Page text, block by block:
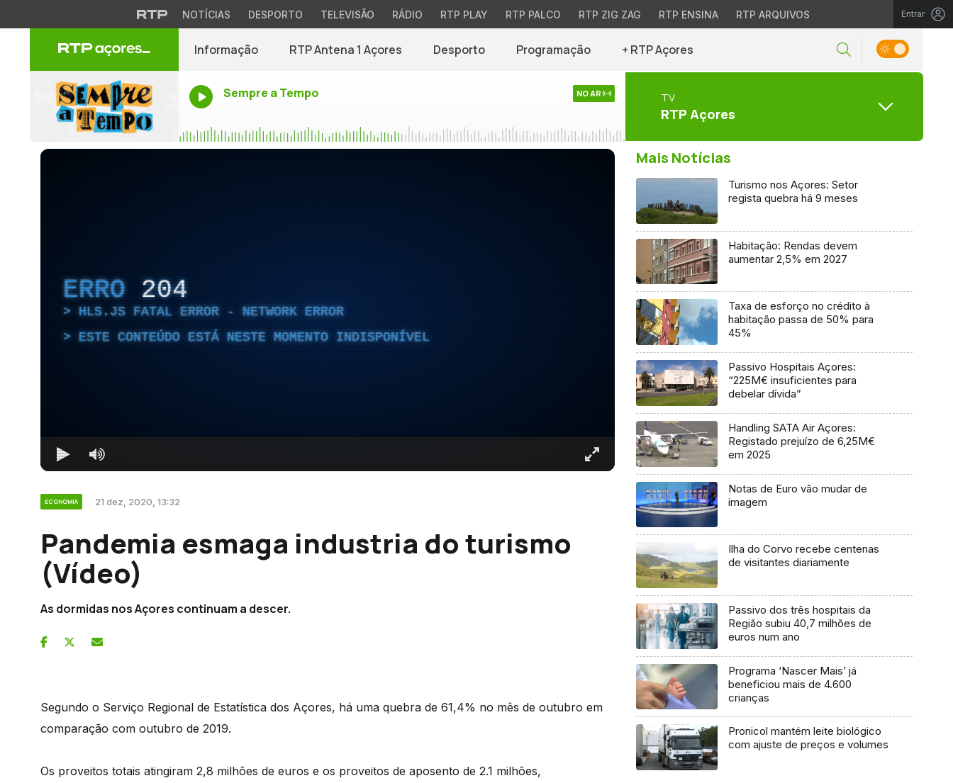
NOTÍCIAS DESPORTO TELEVISÃO RÁDIO RTP PLAY RTP PALCO RTP ZIG ZAG RTP ENSINA RTP ARQUIVOS Entrar
Informação RTP Antena 1 Açores Desporto Programação + RTP Açores
Sempre a Tempo NO AR TV
RTP Açores
ERRO 204
HLS.JS FATAL ERROR - NETWORK ERROR
ESTE CONTEÚDO ESTÁ NESTE MOMENTO INDISPONÍVEL
ECONOMIA 21 dez, 2020, 13:32
Pandemia esmaga industria do turismo
(Vídeo)
As dormidas nos Açores continuam a descer.
Segundo o Serviço Regional de Estatística dos Açores, há uma quebra de 61,4% no mês de outubro em
comparação com outubro de 2019.
Os proveitos totais atingiram 2,8 milhões de euros e os proveitos de aposento de 2.1 milhões,
Mais Notícias
Turismo nos Açores: Setor
regista quebra há 9 meses
Habitação: Rendas devem
aumentar 2,5% em 2027
Taxa de esforço no crédito à
habitação passa de 50% para
45%
Passivo Hospitais Açores:
“225M€ insuficientes para
debelar dívida”
Handling SATA Air Açores:
Registado prejuízo de 6,25M€
em 2025
Notas de Euro vão mudar de
imagem
Ilha do Corvo recebe centenas
de visitantes diariamente
Passivo dos três hospitais da
Região subiu 40,7 milhões de
euros num ano
Programa ‘Nascer Mais’ já
beneficiou mais de 4.600
crianças
Pronicol mantém leite biológico
com ajuste de preços e volumes